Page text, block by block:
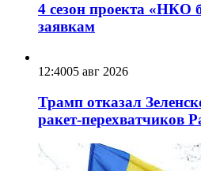
4 сезон проекта «НКО
заявкам
12:4005 авг 2026
Трамп отказал
ракет-перехватчиков